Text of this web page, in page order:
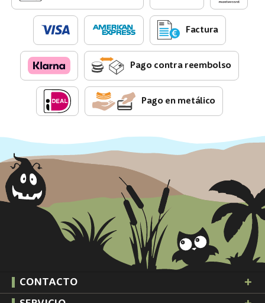
Factura
Pago contra reembolso
Pago en metálico
CONTACTO